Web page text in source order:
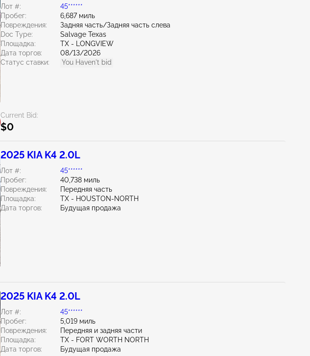
Лот #:
45******
Пробег:
6,687 миль
Повреждения:
Задняя часть/Задняя часть слева
Doc Type:
Salvage Texas
Площадка:
TX - LONGVIEW
Дата торгов:
08/13/2026
Статус ставки:
You Haven't bid
Current Bid:
$0
2025 KIA K4 2.0L
Лот #:
45******
Пробег:
40,738 миль
Повреждения:
Передняя часть
Площадка:
TX - HOUSTON-NORTH
Дата торгов:
Будущая продажа
2025 KIA K4 2.0L
Лот #:
45******
Пробег:
5,019 миль
Повреждения:
Передняя и задняя части
Площадка:
TX - FORT WORTH NORTH
Дата торгов:
Будущая продажа